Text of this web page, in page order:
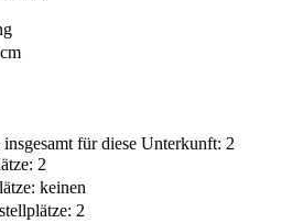
für diese Unterkunft: 2
2
keinen
2